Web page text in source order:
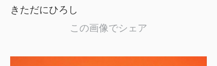
きただにひろし
この画像でシェア